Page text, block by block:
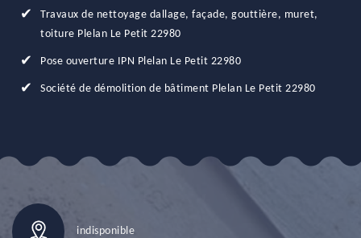
Travaux de nettoyage dallage, façade, gouttière, muret,
toiture Plelan Le Petit 22980
Pose ouverture IPN Plelan Le Petit 22980
Société de démolition de bâtiment Plelan Le Petit 22980
indisponible